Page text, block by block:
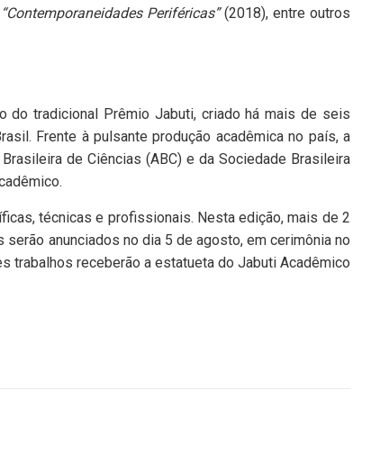
Periféricas”(2018), entre outros
do tradicional Prêmio Jabuti, criado há mais de seis
Frente à pulsante produção acadêmica no país, a
de Ciências (ABC) e da Sociedade Brasileira
técnicas e profissionais. Nesta edição, mais de 2
anunciados no dia 5 de agosto, em cerimônia no
trabalhos receberão a estatueta do Jabuti Acadêmico